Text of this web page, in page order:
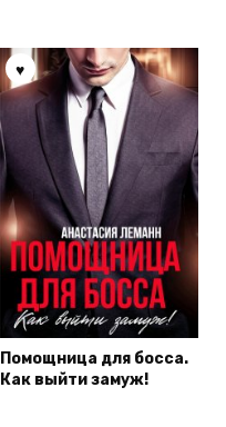
Помощница для босса.
Как выйти замуж!